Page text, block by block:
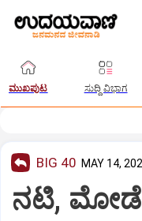
ಮುಖಪುಟ ಸುದ್ದಿ ವಿಭಾಗ
BIG 40 MAY 14,
ನಟಿ,